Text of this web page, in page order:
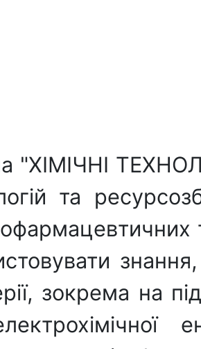
"ХІМІЧНІ
та
зокрема на